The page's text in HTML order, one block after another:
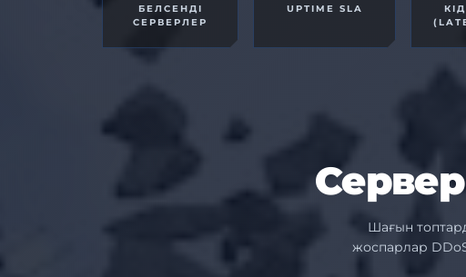
БЕЛСЕНДІ
СЕРВЕРЛЕР
UPTIME SLA
Шағын
жоспарлар